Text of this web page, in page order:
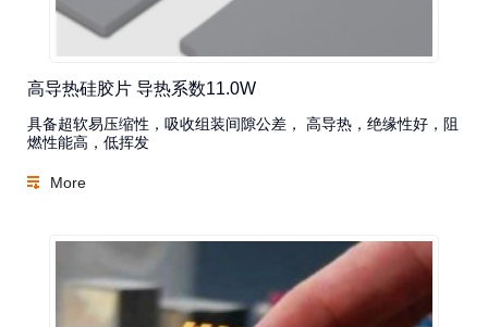
高导热硅胶片 导热系数11.0W
具备超软易压缩性，吸收组装间隙公差， 高导热，绝缘性好，阻
燃性能高，低挥发
More